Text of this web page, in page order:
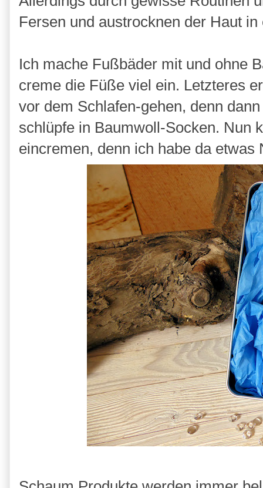
Fersen und austrocknen der Haut
Ich mache Fußbäder mit und ohne
creme die Füße viel ein. Letzteres
vor dem Schlafen-gehen, denn
schlüpfe in Baumwoll-Socken. Nun
eincremen, denn ich habe da etwas